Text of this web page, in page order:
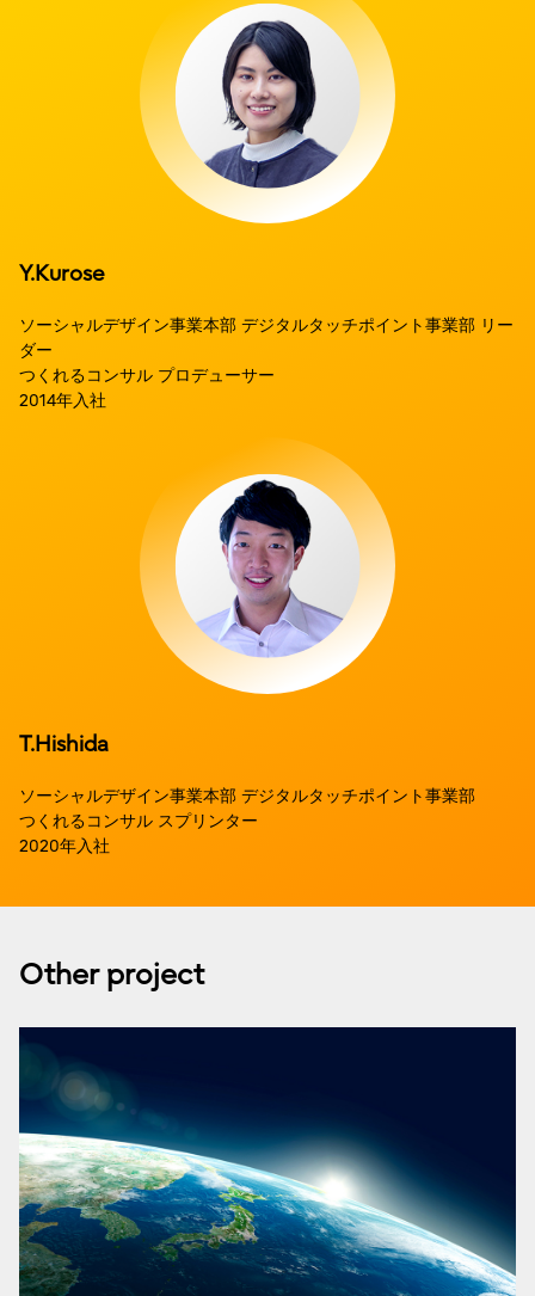
Y.Kurose
ソーシャルデザイン事業本部 デジタルタッチポイント事業部 リー
ダー
つくれるコンサル プロデューサー
2014年入社
T.Hishida
ソーシャルデザイン事業本部 デジタルタッチポイント事業部
つくれるコンサル スプリンター
2020年入社
Other project